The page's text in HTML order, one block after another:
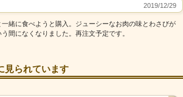
2019/12/29
緒に食べようと購入。ジューシーなお肉の味とわさびが
間になくなりました。再注文予定です。
見られています